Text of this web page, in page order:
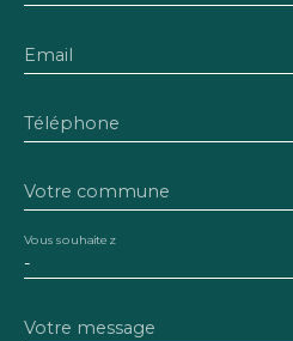
Email
Téléphone
Votre commune
-
Vous souhaitez
Votre message